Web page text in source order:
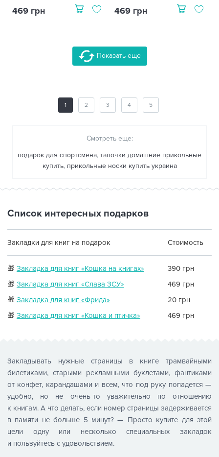
469 грн 469 грн
Показать еще
1 2 3 4 5
Смотреть еще:
подарок для спортсмена, тапочки домашние прикольные
купить, прикольные носки купить украина
Список интересных подарков
Закладки для книг на подарок Стоимость
🎁 Закладка для книг «Кошка на книгах»
390 грн
🎁 Закладка для книг «Слава ЗСУ»
469 грн
🎁 Закладка для книг «Фрида»
20 грн
🎁 Закладка для книг «Кошка и птичка» 469 грн
Закладывать нужные страницы в книге трамвайными
билетиками, старыми рекламными буклетами, фантиками
от конфет, карандашами и всем, что под руку попадется —
удобно, но не очень-то уважительно по отношению
к книгам. А что делать, если номер страницы задерживается
в памяти не больше 5 минут? — Просто купите для этой
цели одну или несколько специальных закладок
и пользуйтесь с удовольствием.